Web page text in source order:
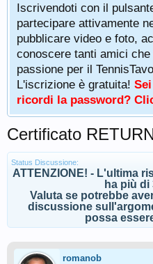
Iscrivendoti con il
partecipare attivamente
pubblicare video e foto,
conoscere tanti amici
passione per il
L'iscrizione è gratuita!
ricordi la password?
Certificato
Status Discussione:
ATTENZIONE! - L'ultima
ha più di
Valuta se potrebbe
discussione
possa
romanob